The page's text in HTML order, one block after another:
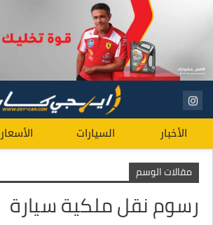
الأخبار السيارات الأسعار
مقالات الوسم
رسوم نقل ملكية سيارة